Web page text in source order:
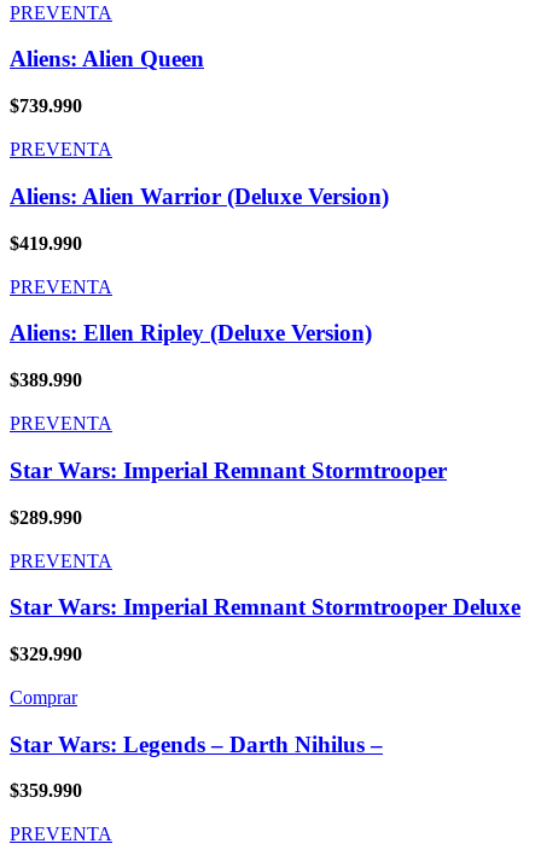
PREVENTA
Aliens: Alien Queen
$739.990
PREVENTA
Aliens: Alien Warrior (Deluxe Version)
$419.990
PREVENTA
Aliens: Ellen Ripley (Deluxe Version)
$389.990
PREVENTA
Star Wars: Imperial Remnant Stormtrooper
$289.990
PREVENTA
Star Wars: Imperial Remnant Stormtrooper Deluxe
$329.990
Comprar
Star Wars: Legends – Darth Nihilus –
$359.990
PREVENTA